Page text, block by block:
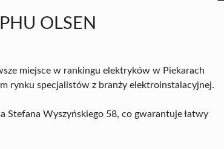
OLSEN
miejsce w rankingu elektryków w Piekarach
rynku specjalistów z branży elektroinstalacyjnej.
Stefana Wyszyńskiego 58, co gwarantuje łatwy